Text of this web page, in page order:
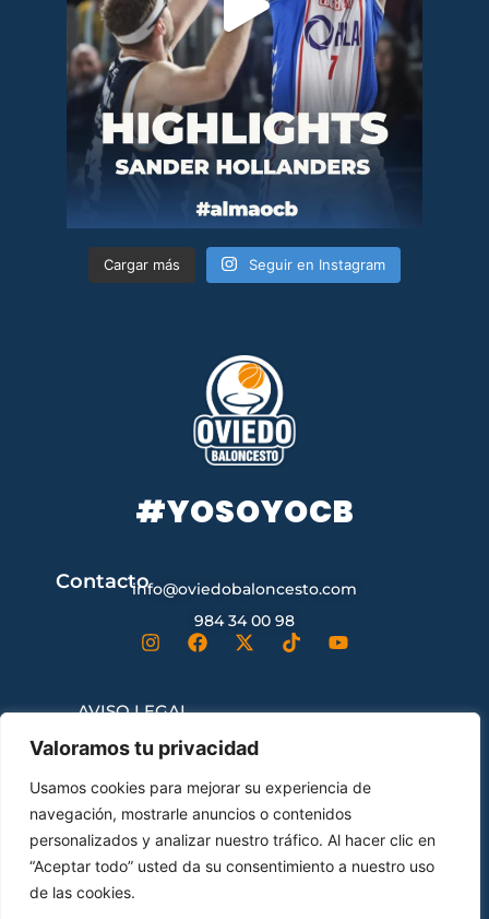
Valoramos tu privacidad
Usamos cookies para mejorar su experiencia de
navegación, mostrarle anuncios o contenidos
personalizados y analizar nuestro tráfico. Al hacer clic en
“Aceptar todo” usted da su consentimiento a nuestro uso
de las cookies.
Cargar más Seguir en Instagram
#YOSOYOCB
Contactoinfo@oviedobaloncesto.com
984 34 00 98
AVISO LEGAL
CONTRATACIÓN
ENVÍOS Y DEVOLUCIONES